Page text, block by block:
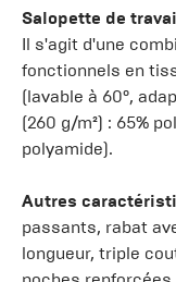
Salopette de
Il s'agit d'une
fonctionnels en
(lavable à 60°,
(260 g/m²) : 65%
polyamide).
Autres
passants, rabat
longueur, triple